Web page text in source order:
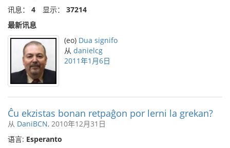
讯息： 4 显示： 37214
最新讯息
(eo) Dua signifo
从 danielcg
2011年1月6日
Ĉu ekzistas bonan retpaĝon por lerni la grekan?
从 DaniBCN, 2010年12月31日
语言: Esperanto